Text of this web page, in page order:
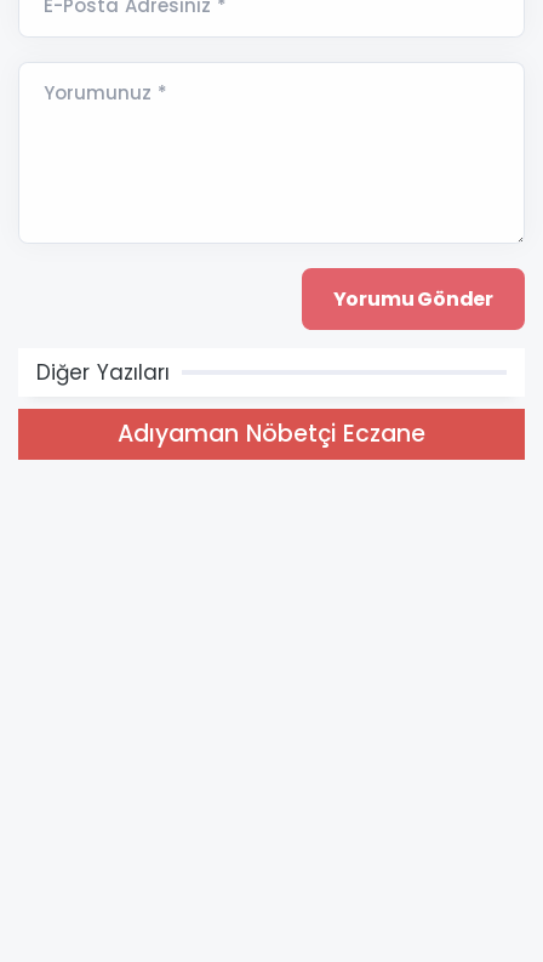
E-Posta Adresiniz *
Yorumunuz *
Diğer Yazıları
Adıyaman Nöbetçi Eczane